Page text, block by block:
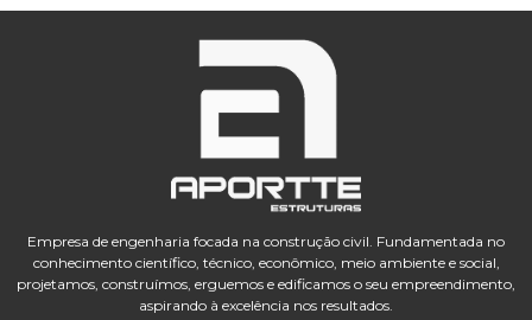
Empresa de engenharia focada na construção civil. Fundamentada no
conhecimento científico, técnico, econômico, meio ambiente e social,
projetamos, construímos, erguemos e edificamos o seu empreendimento,
aspirando à excelência nos resultados.